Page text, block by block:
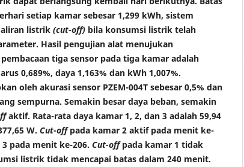
setiap kamar sebesar 1,299 kWh, sistem
listrik (cut-off) bila konsumsi listrik telah
Hasil pengujian alat menujukan
tiga sensor pada tiga kamar adalah
0,689%, daya 1,163% dan kWh 1,007%.
oleh akurasi sensor PZEM-004T sebesar 0,5% dan
sempurna. Semakin besar daya beban, semakin
aktif. Rata-rata daya kamar 1, 2, dan 3 adalah 59,94
W. Cut-offpada kamar 2 aktif pada menit ke-
pada menit ke-206. Cut-offpada kamar 1 tidak
listrik tidak mencapai batas dalam 240 menit.